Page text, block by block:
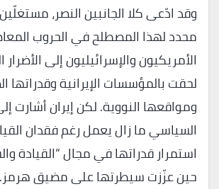
وقد ادّعى كلا الجانبين النصر،
محدد لهذا المصطلح في الحروب
الأمريكيون والإسرائيليون إلى
لحقت بالمؤسسات الإيرانية وقدراتها
ومواقعها النووية. لكن إيران أشارت
السياسي ما زال يعمل رغم فقدان
استمرار قدراتها في مجال “القيادة
حين عزّزت سيطرتها على مضيق هرمز.